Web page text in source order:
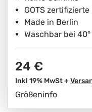
GOTS
Made in Berlin
Waschbar bei 40°
24 €
Inkl 19% MwSt +
Größeninfo